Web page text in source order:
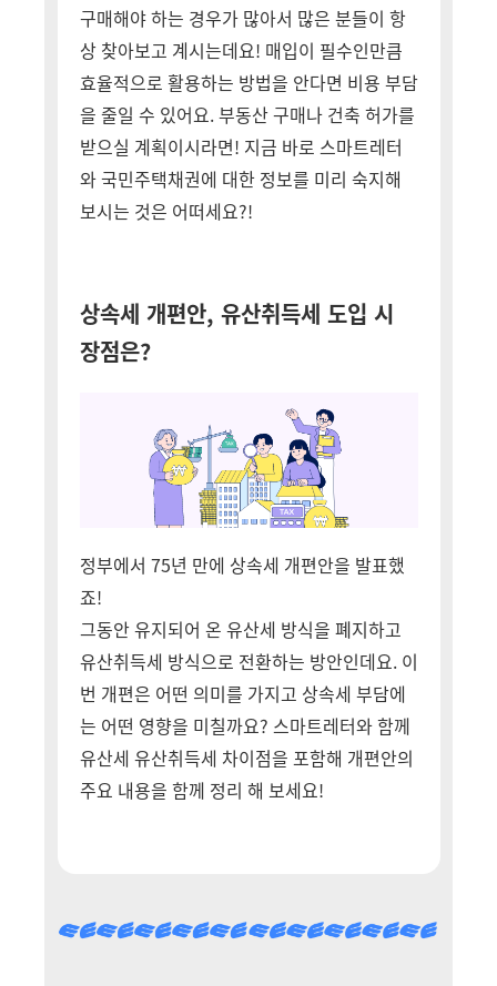
구매해야 하는 경우가 많아서 많은 분들이 항
상 찾아보고 계시는데요! 매입이 필수인만큼
효율적으로 활용하는 방법을 안다면 비용 부담
을 줄일 수 있어요. 부동산 구매나 건축 허가를
받으실 계획이시라면! 지금 바로 스마트레터
와 국민주택채권에 대한 정보를 미리 숙지해
보시는 것은 어떠세요?!
상속세 개편안, 유산취득세 도입 시
장점은?
정부에서 75년 만에 상속세 개편안을 발표했
죠!
그동안 유지되어 온 유산세 방식을 폐지하고
유산취득세 방식으로 전환하는 방안인데요. 이
번 개편은 어떤 의미를 가지고 상속세 부담에
는 어떤 영향을 미칠까요? 스마트레터와 함께
유산세 유산취득세 차이점을 포함해 개편안의
주요 내용을 함께 정리 해 보세요!